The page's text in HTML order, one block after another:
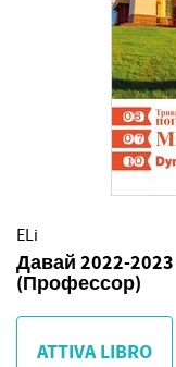
ELi
Давай 2022-
(Профессор)
ATTIVA LIBRO